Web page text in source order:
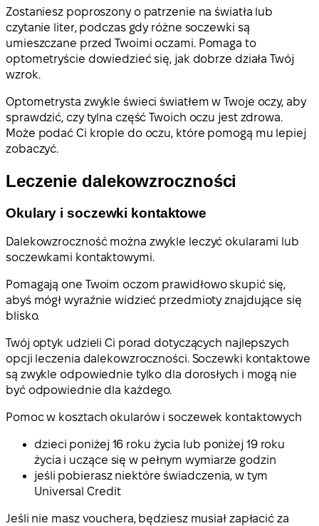
Zostaniesz poproszony o patrzenie na światła lub
czytanie liter, podczas gdy różne soczewki są
umieszczane przed Twoimi oczami. Pomaga to
optometryście dowiedzieć się, jak dobrze działa Twój
wzrok.
Optometrysta zwykle świeci światłem w Twoje oczy, aby
sprawdzić, czy tylna część Twoich oczu jest zdrowa.
Może podać Ci krople do oczu, które pomogą mu lepiej
zobaczyć.
Leczenie dalekowzroczności
Okulary i soczewki kontaktowe
Dalekowzroczność można zwykle leczyć okularami lub
soczewkami kontaktowymi.
Pomagają one Twoim oczom prawidłowo skupić się,
abyś mógł wyraźnie widzieć przedmioty znajdujące się
blisko.
Twój optyk udzieli Ci porad dotyczących najlepszych
opcji leczenia dalekowzroczności. Soczewki kontaktowe
są zwykle odpowiednie tylko dla dorosłych i mogą nie
być odpowiednie dla każdego.
Pomoc w kosztach okularów i soczewek kontaktowych
dzieci poniżej 16 roku życia lub poniżej 19 roku
życia i uczące się w pełnym wymiarze godzin
jeśli pobierasz niektóre świadczenia, w tym
Universal Credit
Jeśli nie masz vouchera, będziesz musiał zapłacić za